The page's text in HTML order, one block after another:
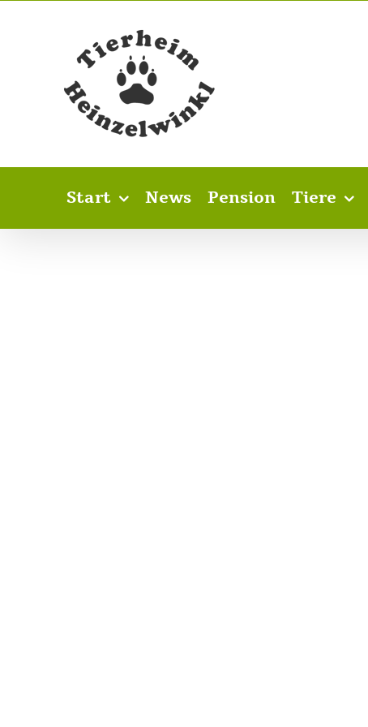
Start News Pension Tiere